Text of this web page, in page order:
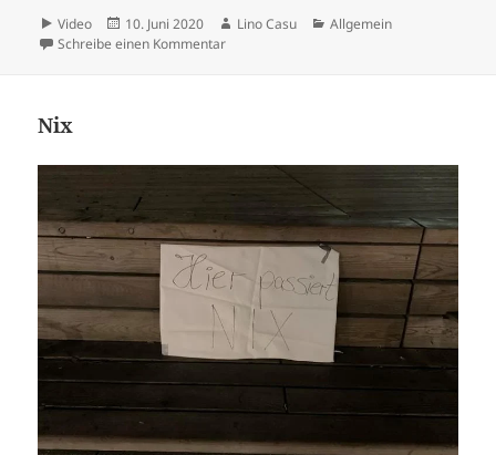
Format
Video
Veröffentlicht
am
10. Juni 2020 Autor
Lino Casu Kategorien
Allgemein
Schreibe einen Kommentarzu don’t disturb
Nix